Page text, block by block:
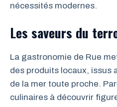
nécessités modernes.
Les saveurs du
La gastronomie de Rue
des produits locaux, issus
de la mer toute proche.
culinaires à découvrir